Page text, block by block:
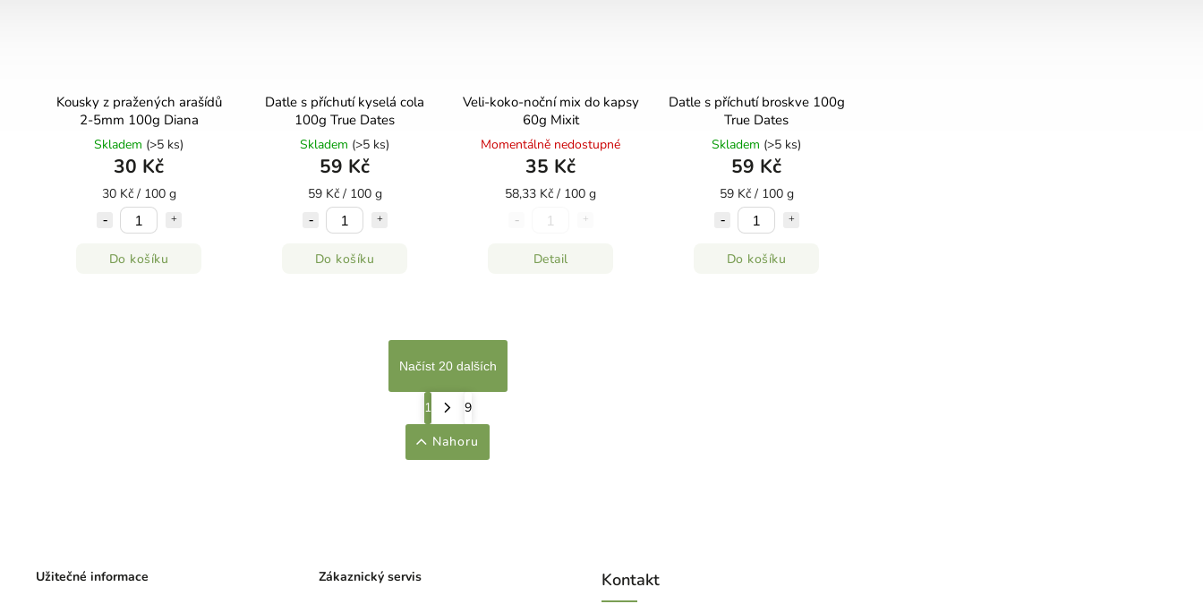
Kousky z pražených arašídů
2-5mm 100g Diana
Skladem (>5 ks)
30 Kč
30 Kč / 100 g
Do košíku
Datle s příchutí kyselá cola
100g True Dates
Skladem (>5 ks)
59 Kč
59 Kč / 100 g
Do košíku
Veli-koko-noční mix do kapsy
60g Mixit
Momentálně nedostupné
35 Kč
58,33 Kč / 100 g
Detail
Datle s příchutí broskve 100g
True Dates
Skladem (>5 ks)
59 Kč
59 Kč / 100 g
Do košíku
Načíst 20 dalších
1
9
Nahoru
Užitečné informace Zákaznický servis Kontakt